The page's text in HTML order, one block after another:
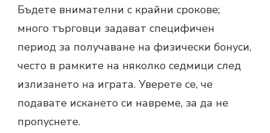
Бъдете внимателни с крайни срокове;
много търговци задават специфичен
период за получаване на физически бонуси,
често в рамките на няколко седмици след
излизането на играта. Уверете се, че
подавате искането си навреме, за да не
пропуснете.